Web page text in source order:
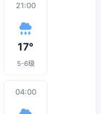
21:00
17°
5-6级
04:00